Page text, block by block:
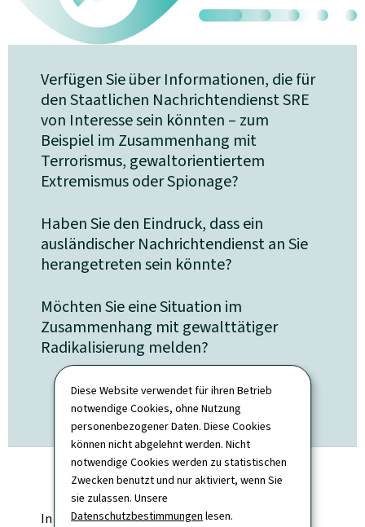
Diese Website verwendet für ihren Betrieb
notwendige Cookies, ohne Nutzung
personenbezogener Daten. Diese Cookies
können nicht abgelehnt werden. Nicht
notwendige Cookies werden zu statistischen
Zwecken benutzt und nur aktiviert, wenn Sie
sie zulassen. Unsere
Datenschutzbestimmungen lesen.
Verfügen Sie über Informationen, die für
den Staatlichen Nachrichtendienst SRE
von Interesse sein könnten – zum
Beispiel im Zusammenhang mit
Terrorismus, gewaltorientiertem
Extremismus oder Spionage?
Haben Sie den Eindruck, dass ein
ausländischer Nachrichtendienst an Sie
herangetreten sein könnte?
Möchten Sie eine Situation im
Zusammenhang mit gewalttätiger
Radikalisierung melden?
KONTAKTFORMULAR
In diesem Fall können Sie unserOnline-